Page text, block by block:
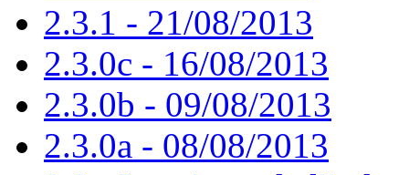
2.3.1 - 21/08/2013
2.3.0c - 16/08/2013
2.3.0b - 09/08/2013
2.3.0a - 08/08/2013